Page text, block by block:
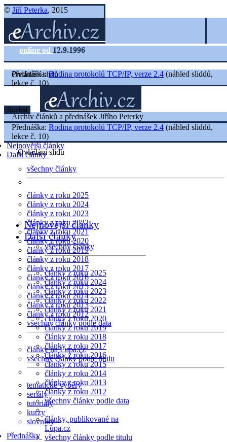
© Jiří Peterka, 2015
online od 12.9.1996
Ovládání slidů
Nejnovější články
Další články
všechny články
články z roku 2025
články z roku 2024
články z roku 2023
články z roku 2022
články z roku 2021
články z roku 2020
články z roku 2019
články z roku 2018
články z roku 2017
články z roku 2016
články z roku 2015
články z roku 2014
články z roku 2013
články z roku 2012
všechny články podle data
články na Lupa.cz
všechny články podle titulu
tematické výběry
seriály
tutoriály
kurzy
slovníky
Přednášky
Přednáška:Rodina protokolů TCP/IP, verze 2.4 (náhled sliddů,
lekce č. 10)
Rozbal
Archiv článků a přednášek Jiřího Peterky
Přednáška: Rodina protokolů TCP/IP, verze 2.4 (náhled sliddů,
lekce č. 10)
Ovládání slidů
Nejnovější články
Další články
všechny články
články z roku 2025
články z roku 2024
články z roku 2023
články z roku 2022
články z roku 2021
články z roku 2020
články z roku 2019
články z roku 2018
články z roku 2017
články z roku 2016
články z roku 2015
články z roku 2014
články z roku 2013
články z roku 2012
všechny články podle data
články, publikované na
Lupa.cz
všechny články podle titulu